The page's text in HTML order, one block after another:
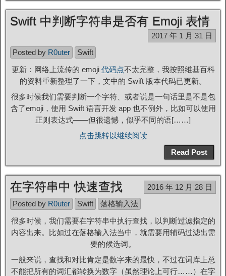
Swift 中判断字符串是否有 Emoji 表情
2017 年 1 月 31 日
Posted by R0uter
Swift
更新：网络上流传的 emoji 代码点不太完整，我按照维基百科
的资料重新整理了一下，文中的 Swift 版本代码已更新。
很多时候我们需要判断一个字符、或者说是一句话里是不是包
含了emoji，使用 Swift 语言开发 app 也不例外，比如可以使用
正则表达式——但很遗憾，似乎不同的语[……]
点击跳转以继续阅读
Read Post
在字符串中 快速查找
2016 年 12 月 28 日
Posted by R0uter Swift
落格输入法
很多时候，我们需要在字符串中执行查找，以判断过滤指定的
内容出来。比如过在落格输入法当中，就需要用辅码过滤出需
要的候选词。
一般来说，查找和对比肯定是数字来的最快，不过在词库上总
不能把所有的词汇都转换为数字（虽然理论上可行……）在字